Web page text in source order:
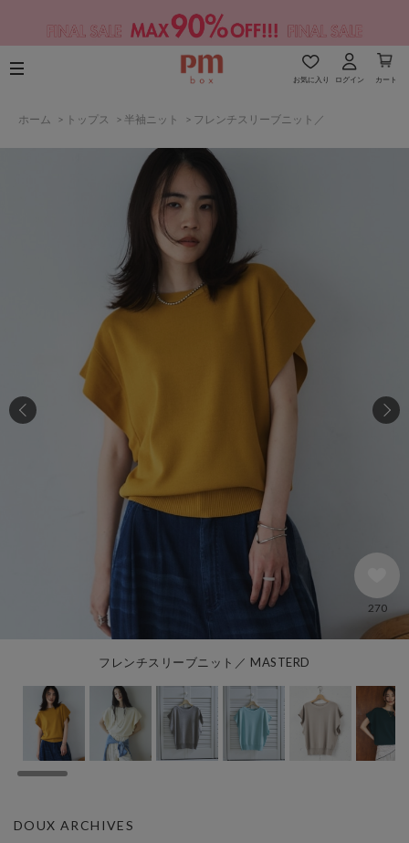
お気に入り ログイン カート
ホーム > トップス > 半袖ニット > フレンチスリーブニット／
フレンチスリーブニット／ MASTERD
270
DOUX ARCHIVES